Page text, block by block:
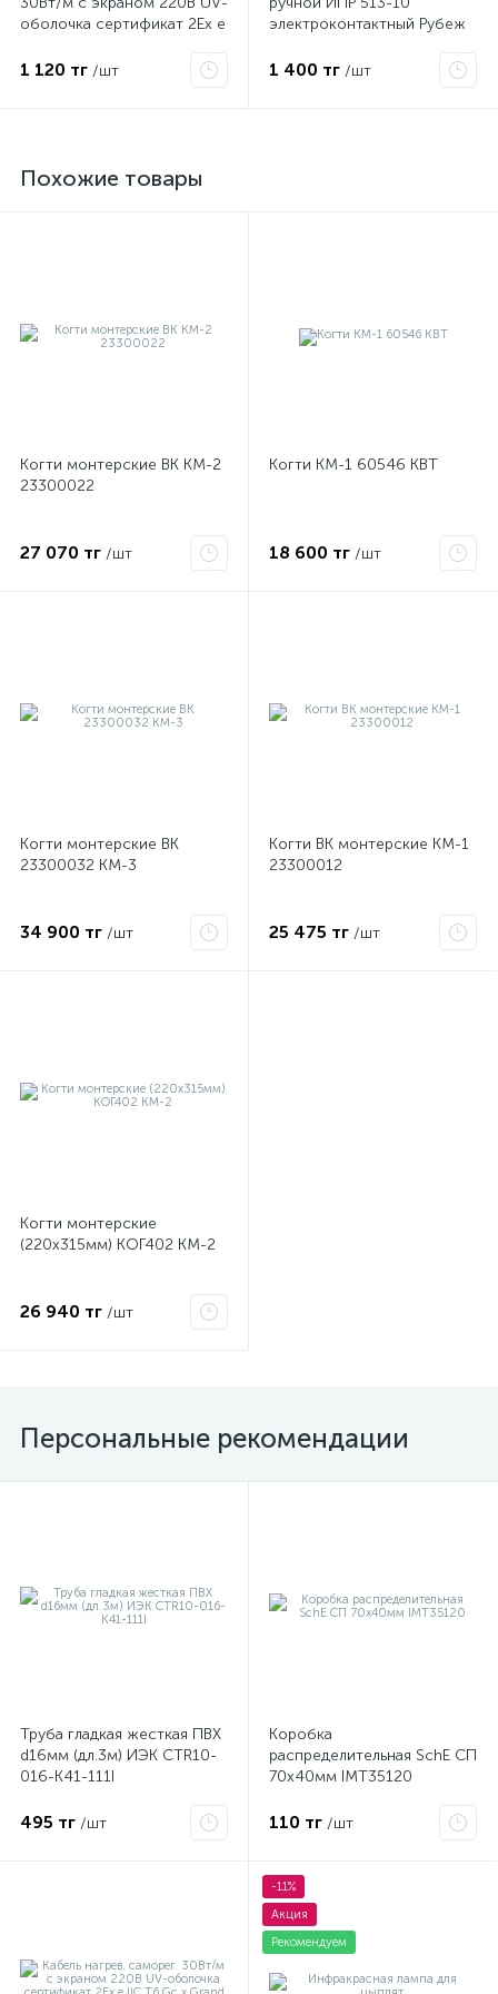
оболочка сертификат 2Ex e
PHC-30
1 120 тг /шт
электроконтактный Рубеж
1 400 тг /шт
Похожие товары
Когти монтерские ВК КМ-2
23300022
27 070 тг /шт
Когти КМ-1 60546 КВТ
18 600 тг /шт
Когти монтерские ВК
23300032 КМ-3
34 900 тг /шт
Когти ВК монтерские КМ-1
23300012
25 475 тг /шт
Когти монтерские
(220х315мм) КОГ402 КМ-2
26 940 тг /шт
Персональные рекомендации
Труба гладкая жесткая ПВХ
d16мм (дл.3м) ИЭК CTR10-
016-K41-111I
495 тг /шт
Коробка
распределительная SchE СП
70х40мм IMT35120
110 тг /шт
-11%
Акция
Рекомендуем